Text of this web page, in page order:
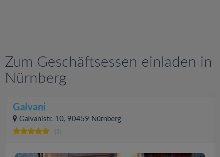
Zum Geschäftsessen einladen in
Nürnberg
Galvani
Galvanistr. 10, 90459 Nürnberg
(3)